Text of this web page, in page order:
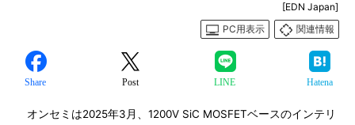
[EDN Japan]
PC用表示
関連情報
Share Post LINE Hatena
オンセミは2025年3月、1200V SiC MOSFETベースのインテリ